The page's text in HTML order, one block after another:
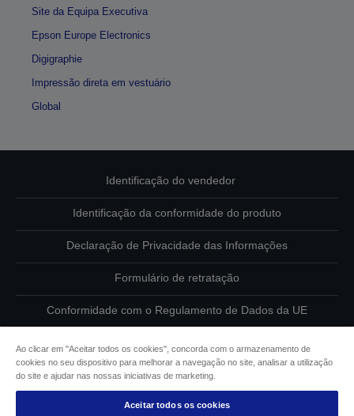
Site da Equipa Executiva
Epson Europe Electronics
Digigraphie
Impressão direta em vestuário
Global
Identificação do vendedor
Identificação da conformidade do produto
Declaração de Privacidade das Informações
Formulário de retratação
Conformidade com o Regulamento de Dados da UE
Informações sobre cookies
Compromisso da Epson para com a acessibilidade
Ao clicar em "Aceitar todos os cookies", concorda com o armazenamento de
cookies no seu dispositivo para melhorar a navegação no site, analisar a utilização
do site e ajudar nas nossas iniciativas de marketing.
Aceitar todos os cookies